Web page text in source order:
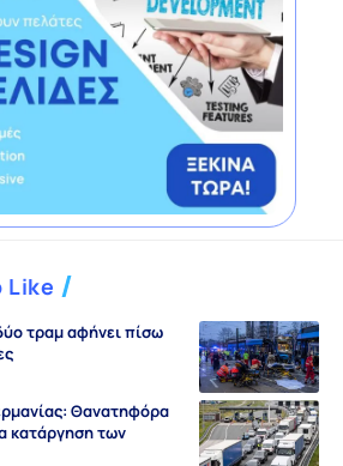
Like
τραμ αφήνει πίσω
Θανατηφόρα
κατάργηση των